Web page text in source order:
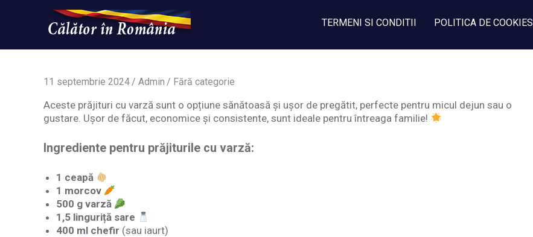
Calatorinromania
WordPress
TERMENI SI CONDITII POLITICA DE COOKIES
11 septembrie 2024 Admin Fără categorie
Aceste prăjituri cu varză sunt o opțiune sănătoasă și ușor de pregătit, perfecte pentru micul dejun sau o
gustare. Ușor de făcut, economice și consistente, sunt ideale pentru întreaga familie!
Ingrediente pentru prăjiturile cu varză:
1 ceapă
1 morcov
500 g varză
1,5 linguriță sare
400 ml chefir (sau iaurt)